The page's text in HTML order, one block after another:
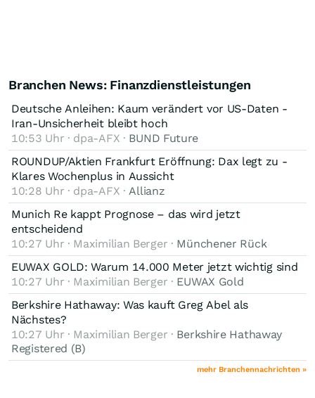
Branchen News: Finanzdienstleistungen
Deutsche Anleihen: Kaum verändert vor US-Daten -
Iran-Unsicherheit bleibt hoch
10:53 Uhr · dpa-AFX · BUND Future
ROUNDUP/Aktien Frankfurt Eröffnung: Dax legt zu -
Klares Wochenplus in Aussicht
10:28 Uhr · dpa-AFX · Allianz
Munich Re kappt Prognose – das wird jetzt
entscheidend
10:27 Uhr · Maximilian Berger · Münchener Rück
EUWAX GOLD: Warum 14.000 Meter jetzt wichtig sind
10:27 Uhr · Maximilian Berger · EUWAX Gold
Berkshire Hathaway: Was kauft Greg Abel als
Nächstes?
10:27 Uhr · Maximilian Berger · Berkshire Hathaway
Registered (B)
mehr Branchennachrichten »